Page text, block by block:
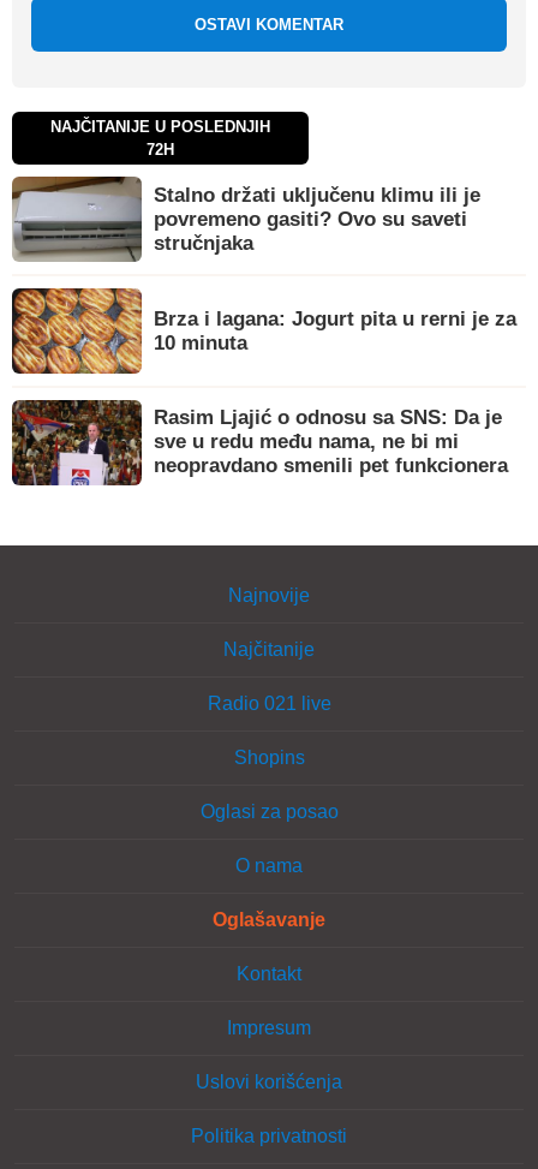
OSTAVI KOMENTAR
NAJČITANIJE U POSLEDNJIH
72H
Stalno držati uključenu klimu ili je
povremeno gasiti? Ovo su saveti
stručnjaka
Brza i lagana: Jogurt pita u rerni je za
10 minuta
Rasim Ljajić o odnosu sa SNS: Da je
sve u redu među nama, ne bi mi
neopravdano smenili pet funkcionera
Najnovije
Najčitanije
Radio 021 live
Shopins
Oglasi za posao
O nama
Oglašavanje
Kontakt
Impresum
Uslovi korišćenja
Politika privatnosti